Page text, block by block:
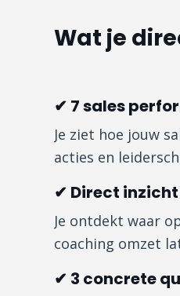
Wat je
✔ 7 sales
Je ziet hoe jouw
acties en
✔ Direct
Je ontdekt waar
coaching omzet
✔ 3 concrete